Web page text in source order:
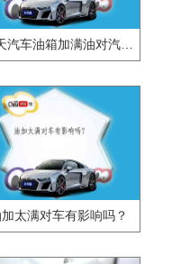
夏天汽车油箱加满油对汽车有没有影响？
太满对车有影响吗？